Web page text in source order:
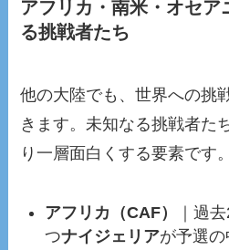
アフリカ・南米・オセア
る挑戦者たち
他の大陸でも、世界への挑
きます。未知なる挑戦者た
り一層面白くする要素です。
アフリカ（CAF）
｜過
つナイジェリアが予選